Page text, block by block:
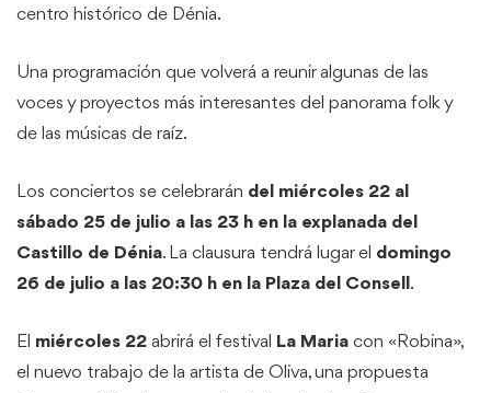
centro histórico de Dénia.
Una programación que volverá a reunir algunas de las
voces y proyectos más interesantes del panorama folk y
de las músicas de raíz.
Los conciertos se celebrarán del miércoles 22 al
sábado 25 de julio a las 23 h en la explanada del
Castillo de Dénia. La clausura tendrá lugar el domingo
26 de julio a las 20:30 h en la Plaza del Consell .
El miércoles 22 abrirá el festival La Maria con «Robina»,
el nuevo trabajo de la artista de Oliva, una propuesta